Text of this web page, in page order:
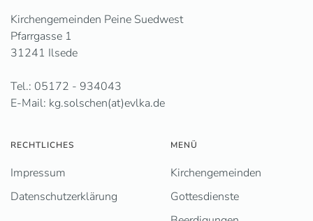
Kirchengemeinden Peine Suedwest
Pfarrgasse 1
31241 Ilsede
Tel.: 05172 - 934043
E-Mail: kg.solschen(at)evlka.de
RECHTLICHES
Impressum
Datenschutzerklärung
MENÜ
Kirchengemeinden
Gottesdienste